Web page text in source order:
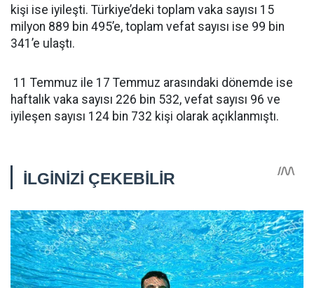
kişi ise iyileşti. Türkiye’deki toplam vaka sayısı 15
milyon 889 bin 495’e, toplam vefat sayısı ise 99 bin
341’e ulaştı.
11 Temmuz ile 17 Temmuz arasındaki dönemde ise
haftalık vaka sayısı 226 bin 532, vefat sayısı 96 ve
iyileşen sayısı 124 bin 732 kişi olarak açıklanmıştı.